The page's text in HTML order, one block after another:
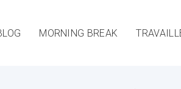
MORNING BREAK